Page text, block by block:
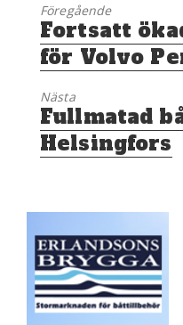
Föregående
Föregående
inlägg:
Fortsatt
för Volvo
Nästa
Nästa
inlägg:
Fullmatad
Helsingfors